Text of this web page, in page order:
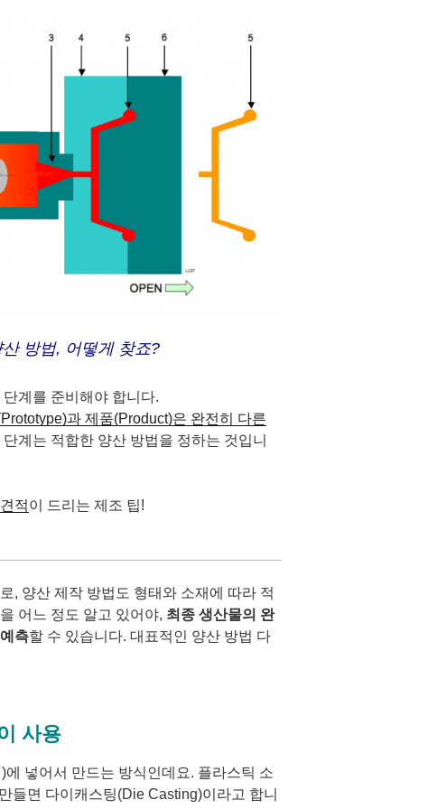
방법, 어떻게 찾죠?
계를 준비해야 합니다.
과 제품(Product)은 완전히 다른
계는 적합한 양산 방법을 정하는 것입니
적이 드리는 제조 팁!
, 양산 제작 방법도 형태와 소재에 따라 적
어느 정도 알고 있어야, 최종 생산물의 완
측할 수 있습니다. 대표적인 양산 방법 다
사용
넣어서 만드는 방식인데요. 플라스틱 소
들면 다이캐스팅(Die Casting)이라고 합니